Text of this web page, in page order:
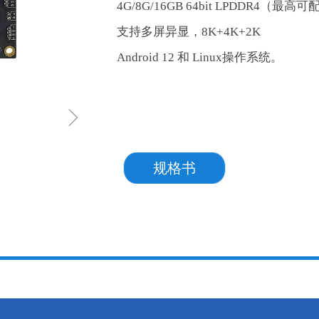
ꁇ
4G/8G/16GB 64bit LPDDR4（最高可
支持多屏异显，8K+4K+2K
Android 12 和 Linux操作系统。
规格书